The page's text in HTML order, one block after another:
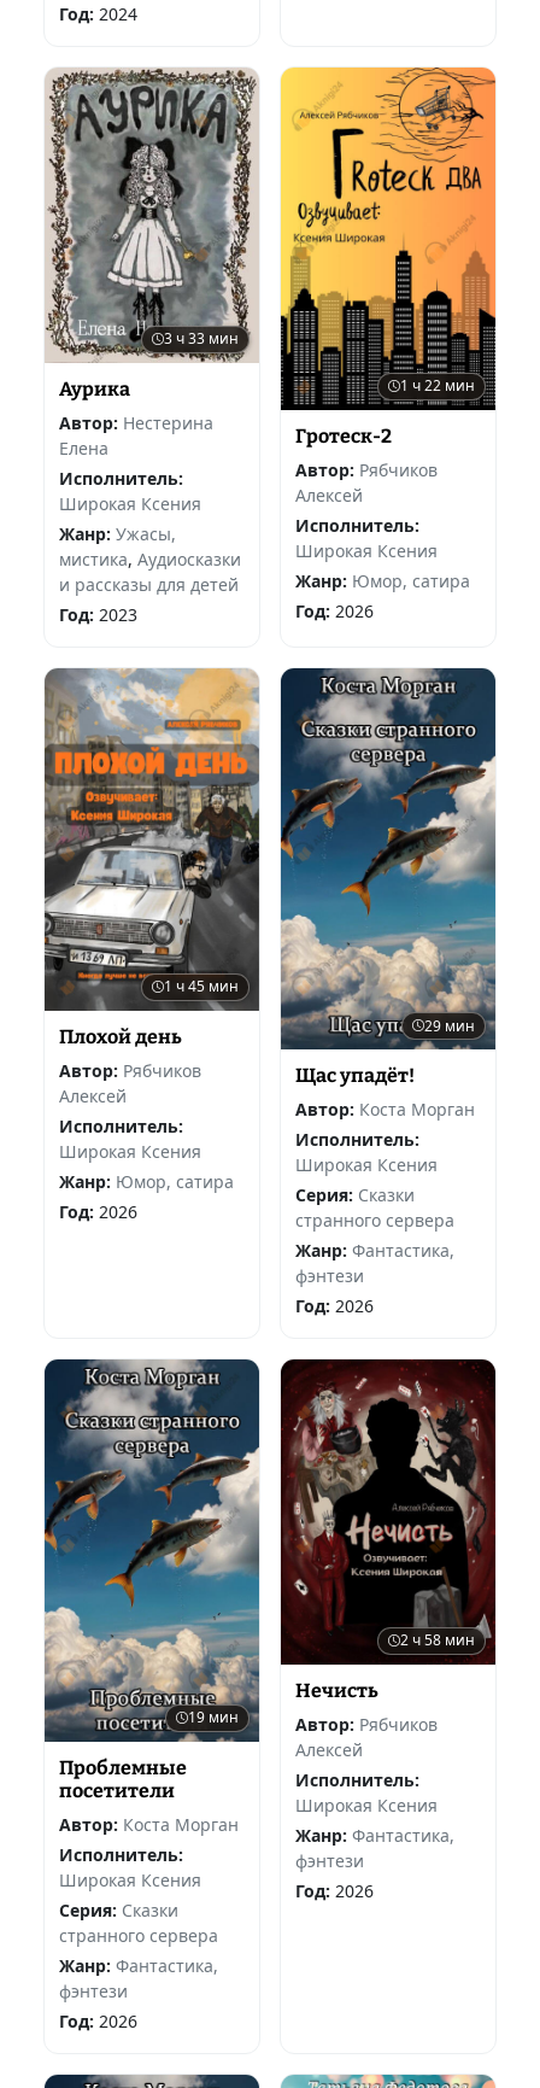
Год: 2024
3 ч 33 мин
Аурика
Автор: Нестерина
Елена
Исполнитель:
Широкая Ксения
Жанр: Ужасы,
мистика, Аудиосказки
и рассказы для детей
Год: 2023
1 ч 22 мин
Гротеск-2
Автор: Рябчиков
Алексей
Исполнитель:
Широкая Ксения
Жанр: Юмор, сатира
Год: 2026
1 ч 45 мин
Плохой день
Автор: Рябчиков
Алексей
Исполнитель:
Широкая Ксения
Жанр: Юмор, сатира
Год: 2026
29 мин
Щас упадёт!
Автор: Коста Морган
Исполнитель:
Широкая Ксения
Серия: Сказки
странного сервера
Жанр: Фантастика,
фэнтези
Год: 2026
19 мин
Проблемные
посетители
Автор: Коста Морган
Исполнитель:
Широкая Ксения
Серия: Сказки
странного сервера
Жанр: Фантастика,
фэнтези
Год: 2026
2 ч 58 мин
Нечисть
Автор: Рябчиков
Алексей
Исполнитель:
Широкая Ксения
Жанр: Фантастика,
фэнтези
Год: 2026